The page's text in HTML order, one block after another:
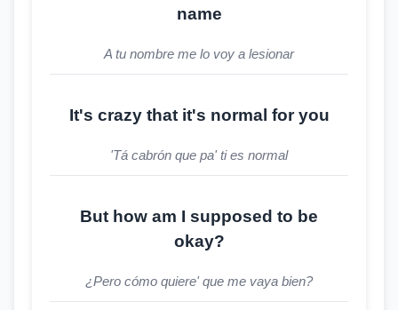
name
A tu nombre me lo voy a lesionar
It's crazy that it's normal for you
'Tá cabrón que pa' ti es normal
But how am I supposed to be
okay?
¿Pero cómo quiere' que me vaya bien?